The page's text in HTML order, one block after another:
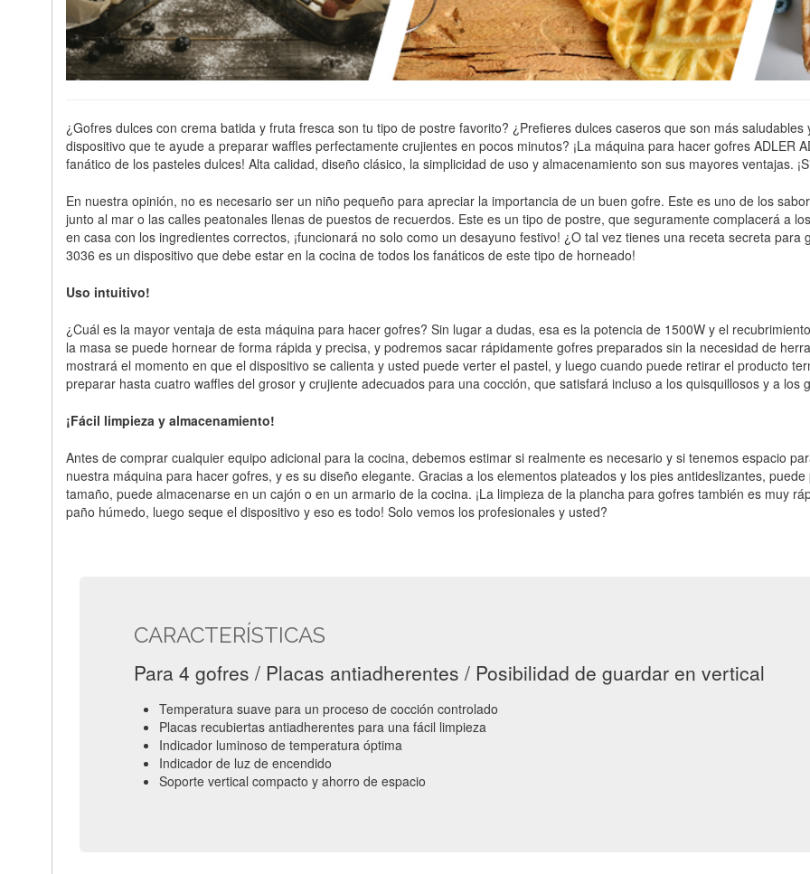
¿Gofres dulces con crema batida y fruta fresca son tu tipo de postre favorito? ¿Prefieres dulces caseros que son más
dispositivo que te ayude a preparar waffles perfectamente crujientes en pocos minutos? ¡La máquina para hacer gofres ADLER
fanático de los pasteles dulces! Alta calidad, diseño clásico, la simplicidad de uso y almacenamiento son sus mayores ventajas.
En nuestra opinión, no es necesario ser un niño pequeño para apreciar la importancia de un buen gofre. Este es uno de los
junto al mar o las calles peatonales llenas de puestos de recuerdos. Este es un tipo de postre, que seguramente complacerá a
en casa con los ingredientes correctos, ¡funcionará no solo como un desayuno festivo! ¿O tal vez tienes una receta secreta para
3036 es un dispositivo que debe estar en la cocina de todos los fanáticos de este tipo de horneado!
Uso intuitivo!
¿Cuál es la mayor ventaja de esta máquina para hacer gofres? Sin lugar a dudas, esa es la potencia de 1500W y el
la masa se puede hornear de forma rápida y precisa, y podremos sacar rápidamente gofres preparados sin la necesidad de
mostrará el momento en que el dispositivo se calienta y usted puede verter el pastel, y luego cuando puede retirar el producto
preparar hasta cuatro waffles del grosor y crujiente adecuados para una cocción, que satisfará incluso a los quisquillosos y a los
¡Fácil limpieza y almacenamiento!
Antes de comprar cualquier equipo adicional para la cocina, debemos estimar si realmente es necesario y si tenemos espacio
nuestra máquina para hacer gofres, y es su diseño elegante. Gracias a los elementos plateados y los pies antideslizantes,
tamaño, puede almacenarse en un cajón o en un armario de la cocina. ¡La limpieza de la plancha para gofres también es muy
paño húmedo, luego seque el dispositivo y eso es todo! Solo vemos los profesionales y usted?
CARACTERÍSTICAS
Para 4 gofres / Placas antiadherentes / Posibilidad de guardar en vertical
Temperatura suave para un proceso de cocción controlado
Placas recubiertas antiadherentes para una fácil limpieza
Indicador luminoso de temperatura óptima
Indicador de luz de encendido
Soporte vertical compacto y ahorro de espacio